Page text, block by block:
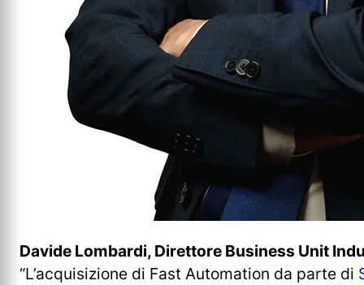
Davide Lombardi, Direttore Business Unit
“L’acquisizione di Fast Automation da parte di